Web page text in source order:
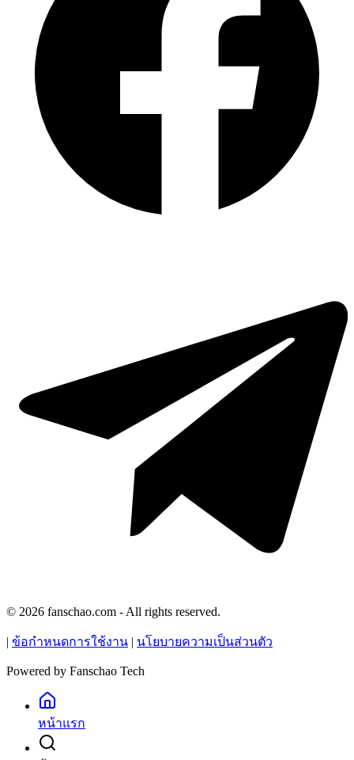
© 2026 fanschao.com - All rights reserved.
ข้อกำหนดการใช้งาน นโยบายความเป็นส่วนตัว
Powered by Fanschao Tech
หน้าแรก